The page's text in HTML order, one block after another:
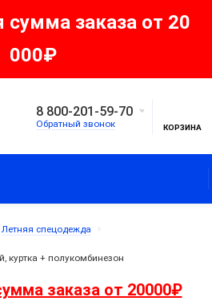
заказа от 20
000₽
8 800-201-59-70
Обратный звонок КОРЗИНА
Летняя спецодежда
куртка + полукомбинезон
заказа от 20000₽